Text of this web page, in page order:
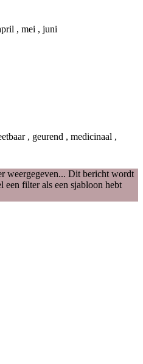
, mei , juni
, geurend , medicinaal ,
weergegeven... Dit bericht wordt
een filter als een sjabloon hebt